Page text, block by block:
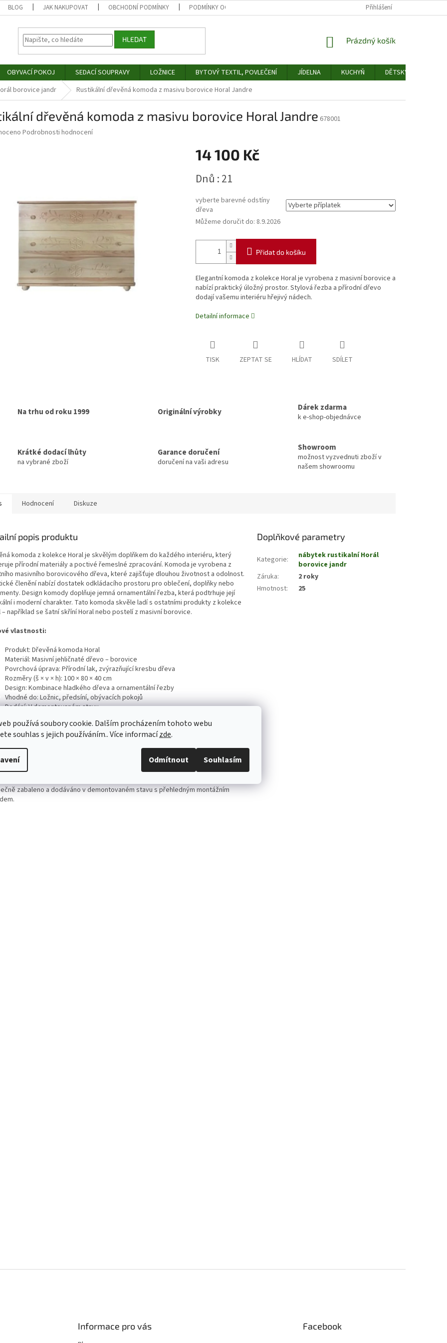
používá soubory cookie. Dalším procházením tohoto webu
souhlas s jejich používáním.. Více informacízde.
Odmítnout Souhlasím
BLOG JAK NAKUPOVAT OBCHODNÍ PODMÍNKY PODMÍNKY OCHRANY OSOBNÍCH ÚDAJŮ ODSTOUPENÍ OD SMLOUVY
Přihlášení
HLEDAT
NÁKUPNÍ
Prázdný košík
OBYVACÍ POKOJ SEDACÍ SOUPRAVY LOŽNICE BYTOVÝ TEXTIL, POVLEČENÍ JÍDELNA KUCHYŇ
DĚTSKÝ POKOJ
borovice jandr Rustikální dřevěná komoda z masivu borovice Horal Jandre
dřevěná komoda z masivu borovice Horal Jandre 678001
Podrobnosti hodnocení
14 100 Kč
cena:
Dnů : 21
vyberte barevné odstíny
dřeva
Můžeme doručit do: 8.9.2026
Přidat do košíku
Elegantní komoda z kolekce Horal je vyrobena z masivní borovice a
nabízí praktický úložný prostor. Stylová řezba a přírodní dřevo
dodají vašemu interiéru hřejivý nádech.
Detailní informace
TISK ZEPTAT SE HLÍDAT SDÍLET
Na trhu od roku 1999 Originální výrobky Dárek zdarma
k e-shop-objednávce
Krátké dodací lhůty
na vybrané zboží
Garance doručení
doručení na vaši adresu
Showroom
možnost vyzvednuti zboží v
našem showroomu
Hodnocení Diskuze
popis produktu
komoda z kolekce Horal je skvělým doplňkem do každého interiéru, který
přírodní materiály a poctivé řemeslné zpracování. Komoda je vyrobena z
masivního borovicového dřeva, které zajišťuje dlouhou životnost a odolnost.
členění nabízí dostatek odkládacího prostoru pro oblečení, doplňky nebo
Design komody doplňuje jemná ornamentální řezba, která podtrhuje její
i moderní charakter. Tato komoda skvěle ladí s ostatními produkty z kolekce
– například se šatní skříní Horalnebo postelí z masivní borovice.
vlastnosti:
Produkt: Dřevěná komoda Horal
Materiál: Masivní jehličnaté dřevo – borovice
Povrchová úprava: Přírodní lak, zvýrazňující kresbu dřeva
Rozměry (š × v × h): 100 × 80 × 40 cm
Design: Kombinace hladkého dřeva a ornamentální řezby
Vhodné do: Ložnic, předsíní, obývacích pokojů
Dodání: V demontovaném stavu
Pro sjednocený vzhled interiéru doporučujeme sladit s dalšími kusy z
Horal, jako jenoční stolek Horalnebo prostornášatní skříň Horal
Barevné odstíny se mohou lehce lišit v závislosti na nastavení vašeho
Každý kus je originál díky přírodnímu materiálu a ručnímu opracování.
zabaleno a dodáváno v demontovaném stavu s přehledným montážním
Doplňkové parametry
Kategorie:
nábytek rustikalní Horál
borovice jandr
Záruka:
2 roky
Hmotnost: 25
Informace pro vás Facebook